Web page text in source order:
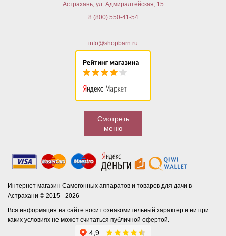
Астрахань, ул. Адмиралтейская, 15
8 (800) 550-41-54
info@shopbarn.ru
Смотреть
меню
Интернет магазин Самогонных аппаратов и товаров для дачи в
Астрахани © 2015 - 2026
Вся информация на сайте носит ознакомительный характер и ни при
каких условиях не может считаться публичной офертой.